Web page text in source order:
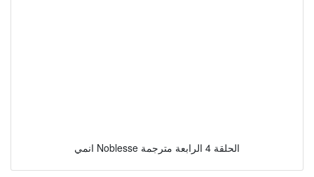
انمي Noblesse الحلقة 4 الرابعة مترجمة